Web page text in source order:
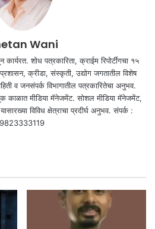
Wani
कार्यरत. शोध पत्रकारिता, क्राईम रिपोर्टींगचा १५
क्रीडा, संस्कृती, उद्योग जगतातील विशेष
व जनसंपर्क विभागातील पत्रकारितेचा अनुभव.
काळात मीडिया मॅनेजमेंट. सोशल मीडिया मॅनेजमेंट,
विविध क्षेत्राचा प्रदीर्घ अनुभव. संपर्क :
9823333119